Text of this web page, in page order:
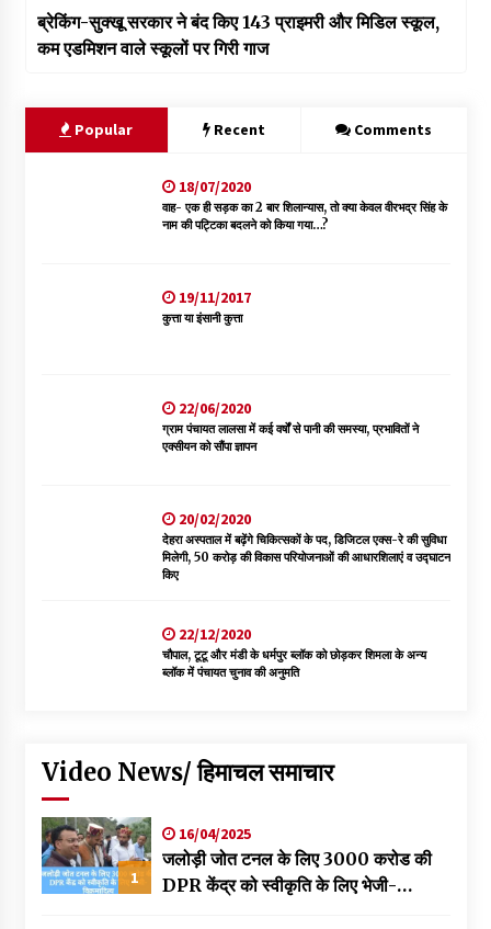
ब्रेकिंग-सुक्खू सरकार ने बंद किए 143 प्राइमरी और मिडिल स्कूल,
कम एडमिशन वाले स्कूलों पर गिरी गाज
Popular Recent Comments
18/07/2020
वाह- एक ही सड़क का 2 बार शिलान्यास, तो क्या केवल वीरभद्र सिंह के
नाम की पट्टिका बदलने को किया गया…?
19/11/2017
कुत्ता या इंसानी कुत्ता
22/06/2020
ग्राम पंचायत लालसा में कई वर्षों से पानी की समस्या, प्रभावितों ने
एक्सीयन को सौंपा ज्ञापन
20/02/2020
देहरा अस्पताल में बढ़ेंगे चिकित्सकों के पद, डिजिटल एक्स-रे की सुविधा
मिलेगी, 50 करोड़ की विकास परियोजनाओं की आधारशिलाएं व उद्घाटन
किए
22/12/2020
चौपाल, टूटू और मंडी के धर्मपुर ब्लॉक को छोड़कर शिमला के अन्य
ब्लॉक में पंचायत चुनाव की अनुमति
Video News/ हिमाचल समाचार
1
16/04/2025
जलोड़ी जोत टनल के लिए 3000 करोड की
DPR केंद्र को स्वीकृति के लिए भेजी-